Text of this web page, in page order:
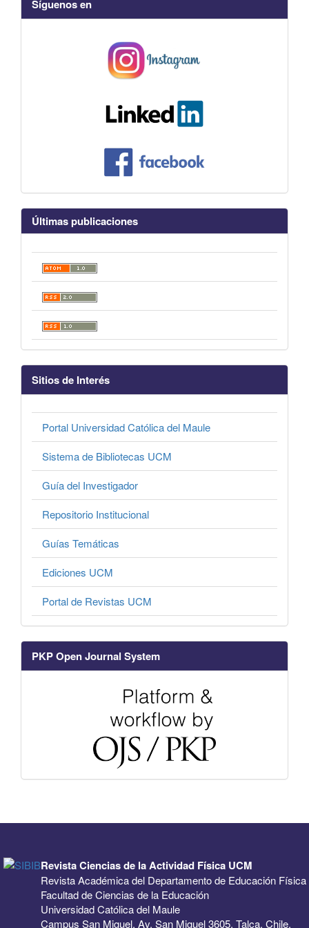
Síguenos en
Últimas publicaciones
Sitios de Interés
Portal Universidad Católica del Maule
Sistema de Bibliotecas UCM
Guía del Investigador
Repositorio Institucional
Guías Temáticas
Ediciones UCM
Portal de Revistas UCM
PKP Open Journal System
Revista Ciencias de la Actividad Física UCM
Revista Académica del Departamento de Educación Física
Facultad de Ciencias de la Educación
Universidad Católica del Maule
Campus San Miguel, Av. San Miguel 3605, Talca, Chile.